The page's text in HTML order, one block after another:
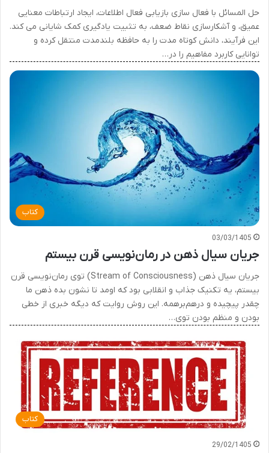
حل المسائل با فعال سازی بازیابی فعال اطلاعات، ایجاد ارتباطات معنایی
عمیق، و آشکارسازی نقاط ضعف، به تثبیت یادگیری کمک شایانی می کند.
این فرآیند، دانش کوتاه مدت را به حافظه بلندمدت منتقل کرده و
توانایی کاربرد مفاهیم را در…
کتاب
03/03/1405
جریان سیال ذهن در رمان‌نویسی قرن بیستم
جریان سیال ذهن (Stream of Consciousness) توی رمان‌نویسی قرن
بیستم، یه تکنیک جذاب و انقلابی بود که اومد تا نشون بده ذهن ما
چقدر پیچیده و درهم‌برهمه. این روش روایت که دیگه خبری از خطی
بودن و منظم بودن توی…
کتاب
29/02/1405